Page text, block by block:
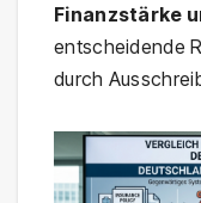
Finanzstärke
entscheidende
durch